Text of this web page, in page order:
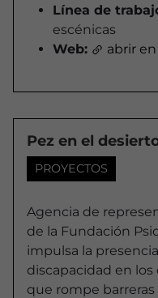
Línea de
escénicas
Web:
abrir
Pez en el
PROYECTOS
Agencia de
de la Fundación
impulsa la
discapacidad en los
que rompe